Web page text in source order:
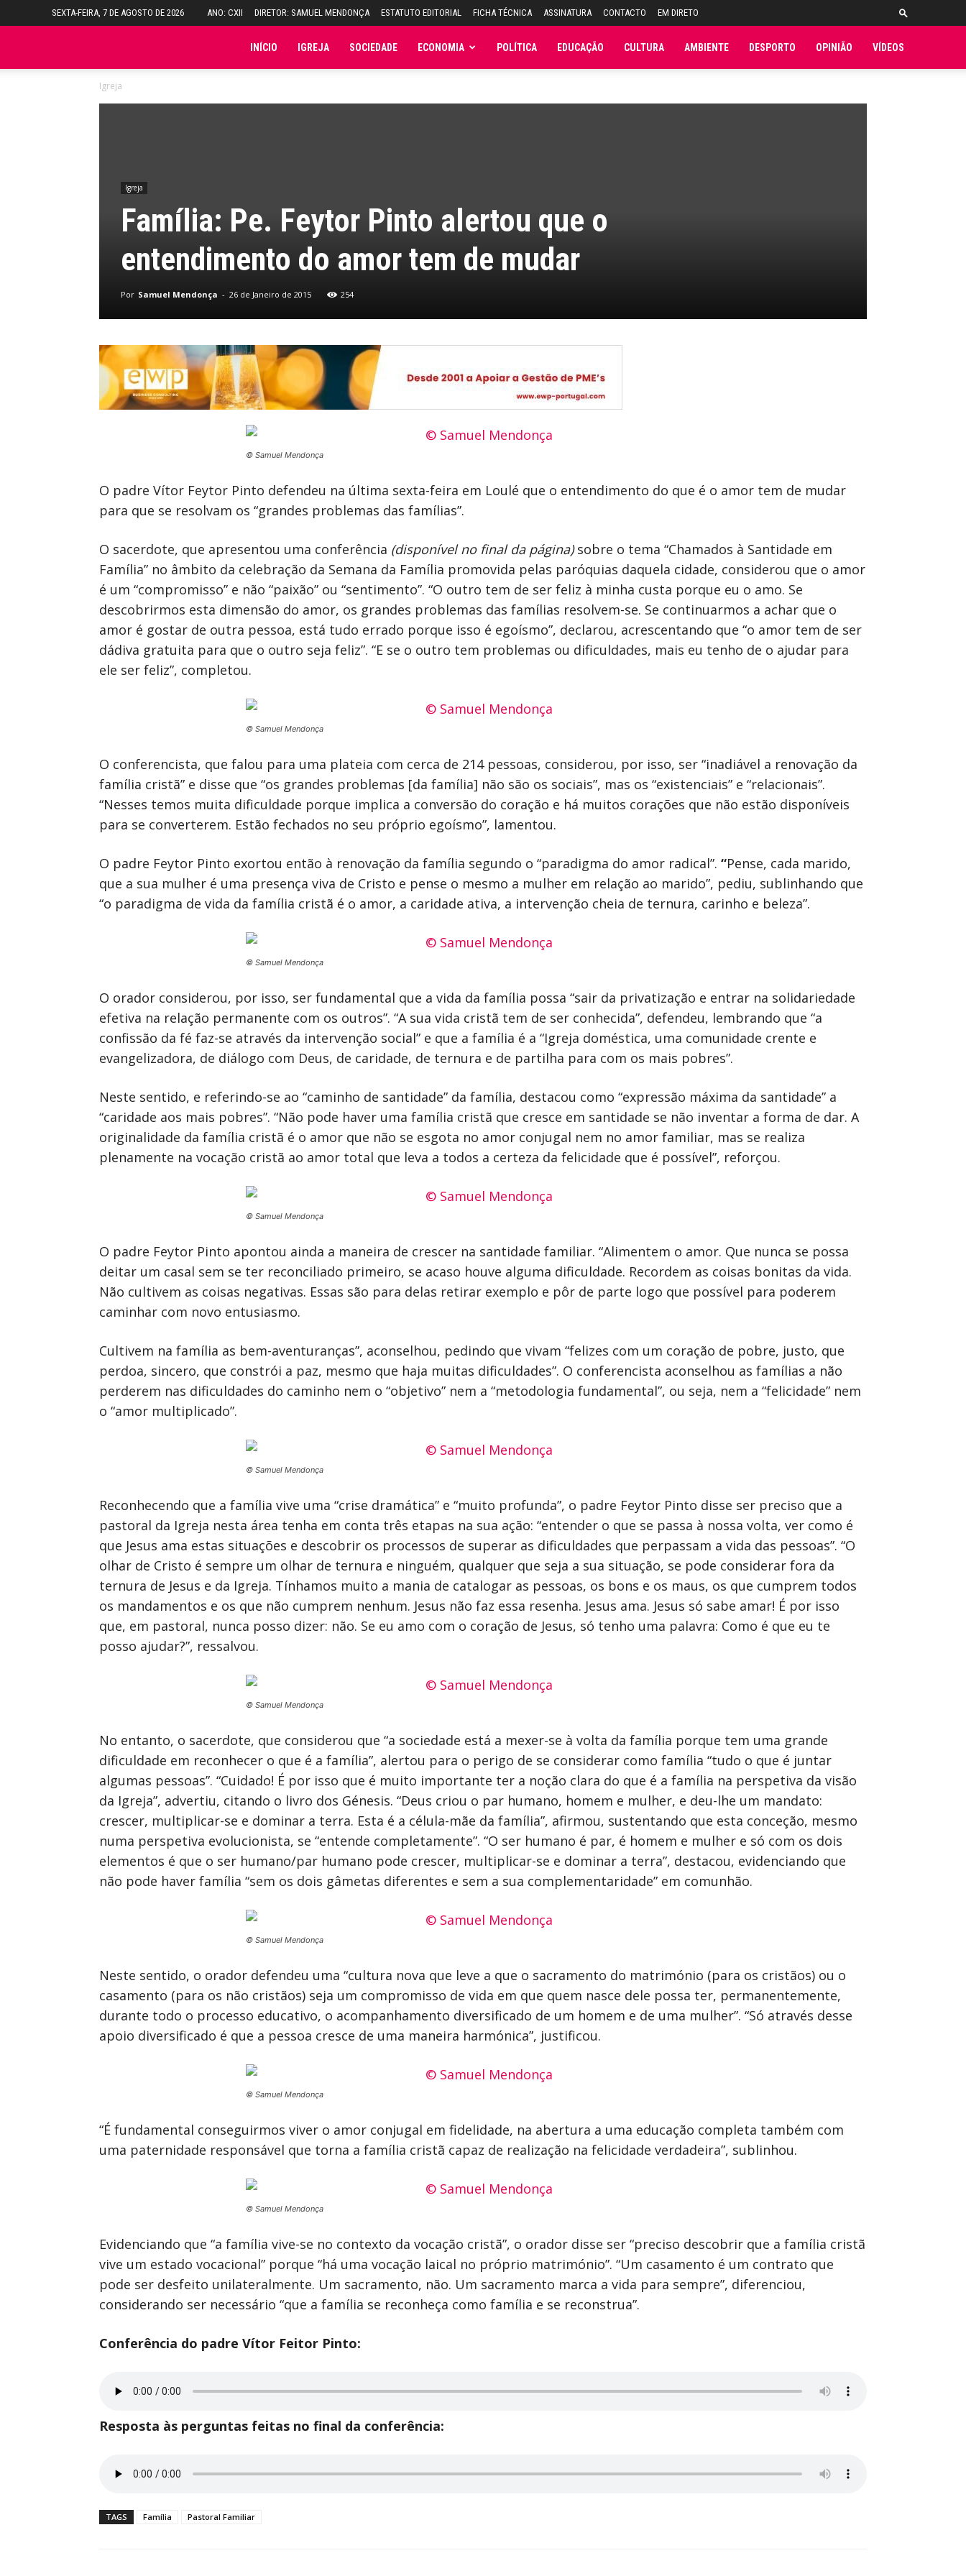
SEXTA-FEIRA, 7 DE AGOSTO DE 2026 ANO: CXII DIRETOR: SAMUEL MENDONÇA ESTATUTO EDITORIAL FICHA TÉCNICA ASSINATURA CONTACTO EM DIRETO
INÍCIO IGREJA SOCIEDADE ECONOMIA POLÍTICA EDUCAÇÃO CULTURA AMBIENTE DESPORTO OPINIÃO VÍDEOS
Igreja
Igreja
Família: Pe. Feytor Pinto alertou que o
entendimento do amor tem de mudar
Por Samuel Mendonça - 26 de Janeiro de 2015 254
© Samuel Mendonça
O padre Vítor Feytor Pinto defendeu na última sexta-feira em Loulé que o entendimento do que é o amor tem de mudar
para que se resolvam os “grandes problemas das famílias”.
O sacerdote, que apresentou uma conferência (disponível no final da página)sobre o tema “Chamados à Santidade em
Família” no âmbito da celebração da Semana da Família promovida pelas paróquias daquela cidade, considerou que o amor
é um “compromisso” e não “paixão” ou “sentimento”. “O outro tem de ser feliz à minha custa porque eu o amo. Se
descobrirmos esta dimensão do amor, os grandes problemas das famílias resolvem-se. Se continuarmos a achar que o
amor é gostar de outra pessoa, está tudo errado porque isso é egoísmo”, declarou, acrescentando que “o amor tem de ser
dádiva gratuita para que o outro seja feliz”. “E se o outro tem problemas ou dificuldades, mais eu tenho de o ajudar para
ele ser feliz”, completou.
© Samuel Mendonça
O conferencista, que falou para uma plateia com cerca de 214 pessoas, considerou, por isso, ser “inadiável a renovação da
família cristã” e disse que “os grandes problemas [da família] não são os sociais”, mas os “existenciais” e “relacionais”.
“Nesses temos muita dificuldade porque implica a conversão do coração e há muitos corações que não estão disponíveis
para se converterem. Estão fechados no seu próprio egoísmo”, lamentou.
O padre Feytor Pinto exortou então à renovação da família segundo o “paradigma do amor radical”. “Pense, cada marido,
que a sua mulher é uma presença viva de Cristo e pense o mesmo a mulher em relação ao marido”, pediu, sublinhando que
“o paradigma de vida da família cristã é o amor, a caridade ativa, a intervenção cheia de ternura, carinho e beleza”.
© Samuel Mendonça
O orador considerou, por isso, ser fundamental que a vida da família possa “sair da privatização e entrar na solidariedade
efetiva na relação permanente com os outros”. “A sua vida cristã tem de ser conhecida”, defendeu, lembrando que “a
confissão da fé faz-se através da intervenção social” e que a família é a “Igreja doméstica, uma comunidade crente e
evangelizadora, de diálogo com Deus, de caridade, de ternura e de partilha para com os mais pobres”.
Neste sentido, e referindo-se ao “caminho de santidade” da família, destacou como “expressão máxima da santidade” a
“caridade aos mais pobres”. “Não pode haver uma família cristã que cresce em santidade se não inventar a forma de dar. A
originalidade da família cristã é o amor que não se esgota no amor conjugal nem no amor familiar, mas se realiza
plenamente na vocação cristã ao amor total que leva a todos a certeza da felicidade que é possível”, reforçou.
© Samuel Mendonça
O padre Feytor Pinto apontou ainda a maneira de crescer na santidade familiar. “Alimentem o amor. Que nunca se possa
deitar um casal sem se ter reconciliado primeiro, se acaso houve alguma dificuldade. Recordem as coisas bonitas da vida.
Não cultivem as coisas negativas. Essas são para delas retirar exemplo e pôr de parte logo que possível para poderem
caminhar com novo entusiasmo.
Cultivem na família as bem-aventuranças”, aconselhou, pedindo que vivam “felizes com um coração de pobre, justo, que
perdoa, sincero, que constrói a paz, mesmo que haja muitas dificuldades”. O conferencista aconselhou as famílias a não
perderem nas dificuldades do caminho nem o “objetivo” nem a “metodologia fundamental”, ou seja, nem a “felicidade” nem
o “amor multiplicado”.
© Samuel Mendonça
Reconhecendo que a família vive uma “crise dramática” e “muito profunda”, o padre Feytor Pinto disse ser preciso que a
pastoral da Igreja nesta área tenha em conta três etapas na sua ação: “entender o que se passa à nossa volta, ver como é
que Jesus ama estas situações e descobrir os processos de superar as dificuldades que perpassam a vida das pessoas”. “O
olhar de Cristo é sempre um olhar de ternura e ninguém, qualquer que seja a sua situação, se pode considerar fora da
ternura de Jesus e da Igreja. Tínhamos muito a mania de catalogar as pessoas, os bons e os maus, os que cumprem todos
os mandamentos e os que não cumprem nenhum. Jesus não faz essa resenha. Jesus ama. Jesus só sabe amar! É por isso
que, em pastoral, nunca posso dizer: não. Se eu amo com o coração de Jesus, só tenho uma palavra: Como é que eu te
posso ajudar?”, ressalvou.
© Samuel Mendonça
No entanto, o sacerdote, que considerou que “a sociedade está a mexer-se à volta da família porque tem uma grande
dificuldade em reconhecer o que é a família”, alertou para o perigo de se considerar como família “tudo o que é juntar
algumas pessoas”. “Cuidado! É por isso que é muito importante ter a noção clara do que é a família na perspetiva da visão
da Igreja”, advertiu, citando o livro dos Génesis. “Deus criou o par humano, homem e mulher, e deu-lhe um mandato:
crescer, multiplicar-se e dominar a terra. Esta é a célula-mãe da família”, afirmou, sustentando que esta conceção, mesmo
numa perspetiva evolucionista, se “entende completamente”. “O ser humano é par, é homem e mulher e só com os dois
elementos é que o ser humano/par humano pode crescer, multiplicar-se e dominar a terra”, destacou, evidenciando que
não pode haver família “sem os dois gâmetas diferentes e sem a sua complementaridade” em comunhão.
© Samuel Mendonça
Neste sentido, o orador defendeu uma “cultura nova que leve a que o sacramento do matrimónio (para os cristãos) ou o
casamento (para os não cristãos) seja um compromisso de vida em que quem nasce dele possa ter, permanentemente,
durante todo o processo educativo, o acompanhamento diversificado de um homem e de uma mulher”. “Só através desse
apoio diversificado é que a pessoa cresce de uma maneira harmónica”, justificou.
© Samuel Mendonça
“É fundamental conseguirmos viver o amor conjugal em fidelidade, na abertura a uma educação completa também com
uma paternidade responsável que torna a família cristã capaz de realização na felicidade verdadeira”, sublinhou.
© Samuel Mendonça
Evidenciando que “a família vive-se no contexto da vocação cristã”, o orador disse ser “preciso descobrir que a família cristã
vive um estado vocacional” porque “há uma vocação laical no próprio matrimónio”. “Um casamento é um contrato que
pode ser desfeito unilateralmente. Um sacramento, não. Um sacramento marca a vida para sempre”, diferenciou,
considerando ser necessário “que a família se reconheça como família e se reconstrua”.
Conferência do padre Vítor Feitor Pinto:
Resposta às perguntas feitas no final da conferência:
TAGS Família Pastoral Familiar